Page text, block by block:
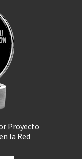
Proyecto
la Red